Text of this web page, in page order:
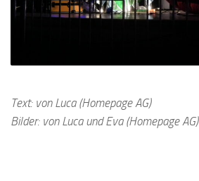
Text: von Luca (Homepage AG)
Bilder: von Luca und Eva (Homepage AG)